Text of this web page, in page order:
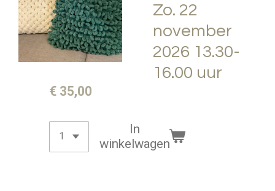
Zo. 22
november
2026 13.30-
16.00 uur
€ 35,00
In
winkelwagen